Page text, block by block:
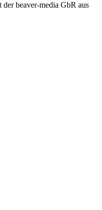
beaver-media GbR aus